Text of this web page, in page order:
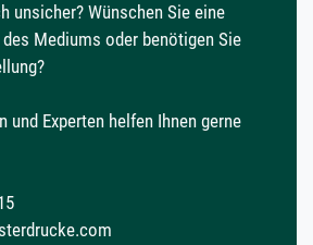
unsicher? Wünschen Sie eine
des Mediums oder benötigen Sie
und Experten helfen Ihnen gerne